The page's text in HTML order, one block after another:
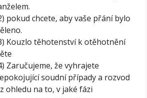
pokud chcete, aby vaše přání bylo
Kouzlo těhotenství k otěhotnění
Zaručujeme, že vyhrajete
soudní případy a rozvod
ohledu na to, v jaké fázi